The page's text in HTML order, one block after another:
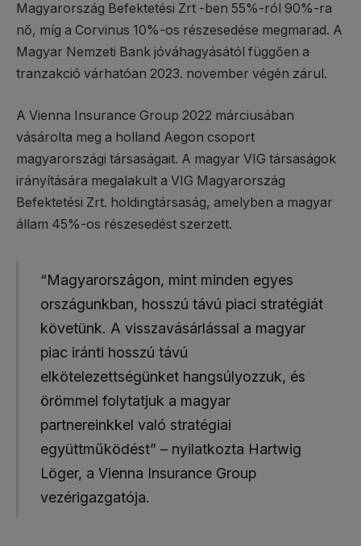
Magyarország Befektetési Zrt -ben 55%-ról 90%-ra
nő, míg a Corvinus 10%-os részesedése megmarad. A
Magyar Nemzeti Bank jóváhagyásától függően a
tranzakció várhatóan 2023. november végén zárul.
A Vienna Insurance Group 2022 márciusában
vásárolta meg a holland Aegon csoport
magyarországi társaságait. A magyar VIG társaságok
irányítására megalakult a VIG Magyarország
Befektetési Zrt. holdingtársaság, amelyben a magyar
állam 45%-os részesedést szerzett.
“Magyarországon, mint minden egyes
országunkban, hosszú távú piaci stratégiát
követünk. A visszavásárlással a magyar
piac iránti hosszú távú
elkötelezettségünket hangsúlyozzuk, és
örömmel folytatjuk a magyar
partnereinkkel való stratégiai
együttműködést” – nyilatkozta Hartwig
Löger, a Vienna Insurance Group
vezérigazgatója.